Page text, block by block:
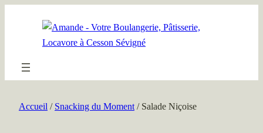
Accueil / Snacking du Moment / Salade Niçoise